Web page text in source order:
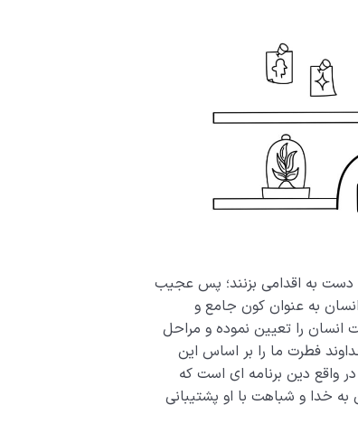
دست به اقدامی بزنند؛ پس عجیب
به عنوان کون جامع و
انسان را تعیین نموده و مراحل
فطرت ما را بر اساس این
واقع دین برنامه ای است که
خدا و شباهت با او پشتیبانی